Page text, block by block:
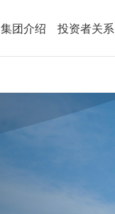
集团介绍 投资者关系